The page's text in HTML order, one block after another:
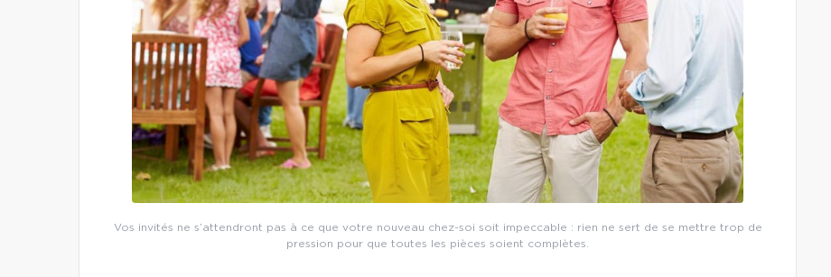
Vos invités ne s’attendront pas à ce que votre nouveau chez-soi soit impeccable : rien ne sert de se mettre trop de
pression pour que toutes les pièces soient complètes.